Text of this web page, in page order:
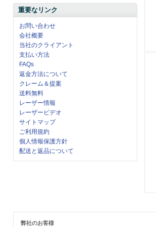
重要なリンク
お問い合わせ
会社概要
当社のクライアント
支払い方法
FAQs
返金方法について
クレーム＆提案
送料無料
レーザー情報
レーザービデオ
サイトマップ
ご利用規約
個人情報保護方針
配送と返品について
弊社のお客様